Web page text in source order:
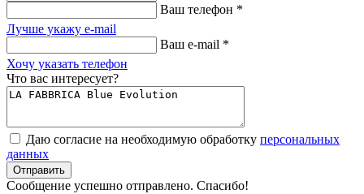
Ваш телефон *
Лучше укажу e-mail
Ваш e-mail *
Хочу указать телефон
Что вас интересует?
Даю согласие на необходимую обработку персональных
данных
Отправить
Cообщение успешно отправлено. Cпасибо!